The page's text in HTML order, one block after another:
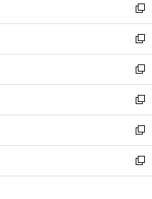
く
で
開
く
ド
ウ
で
開
く
ィ
ン
ド
ウ
で
開
く
い
ウ
ィ
ン
ド
ウ
で
開
く
新
し
い
ウ
ィ
ン
ド
ウ
で
開
く
新
し
い
ウ
ィ
ン
ド
ウ
で
開
新
し
い
ウ
ィ
ン
ド
ウ
新
し
い
ウ
ィ
ン
新
し
い
ウ
新
し